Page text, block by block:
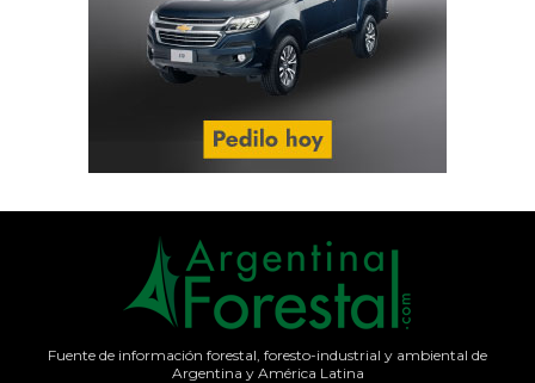
Fuente de información forestal, foresto-industrial y ambiental de
Argentina y América Latina